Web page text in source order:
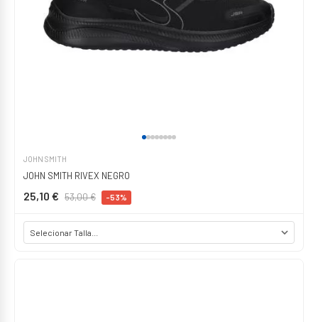
JOHN SMITH
JOHN SMITH RIVEX NEGRO
25,10 € 53,00 € -53%